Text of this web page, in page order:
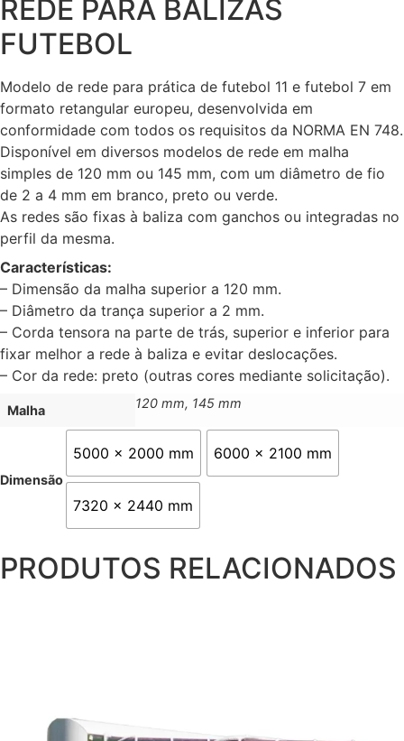
REDE PARA BALIZAS
FUTEBOL
Modelo de rede para prática de futebol 11 e futebol 7 em
formato retangular europeu, desenvolvida em
conformidade com todos os requisitos da NORMA EN 748.
Disponível em diversos modelos de rede em malha
simples de 120 mm ou 145 mm, com um diâmetro de fio
de 2 a 4 mm em branco, preto ou verde.
As redes são fixas à baliza com ganchos ou integradas no
perfil da mesma.
Características:
– Dimensão da malha superior a 120 mm.
– Diâmetro da trança superior a 2 mm.
– Corda tensora na parte de trás, superior e inferior para
fixar melhor a rede à baliza e evitar deslocações.
– Cor da rede: preto (outras cores mediante solicitação).
Malha 120 mm, 145 mm
Dimensão
5000 x 2000 mm 6000 x 2100 mm
7320 x 2440 mm
PRODUTOS RELACIONADOS